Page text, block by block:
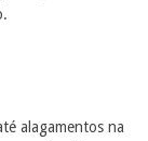
alagamentos na